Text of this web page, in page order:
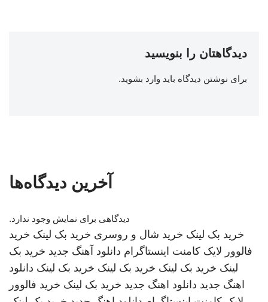
دیدگاهتان را بنویسید
برای نوشتن دیدگاه باید وارد بشوید.
آخرین دیدگاه‌ها
دیدگاهی برای نمایش وجود ندارد.
خرید بک لینک خرید شال و روسری خرید بک لینک خرید
فالوور لایک کامنت اینستاگرام دانلود آهنگ جدید خرید بک
لینک خرید بک لینک خرید بک لینک خرید بک لینک دانلود
اهنگ جدید دانلود اهنگ جدید خرید بک لینک خرید فالوور